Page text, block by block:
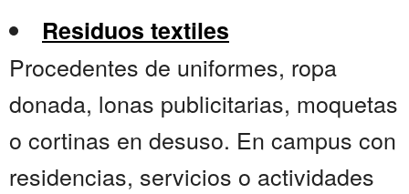
Residuos textiles
Procedentes de uniformes, ropa
donada, lonas publicitarias, moquetas
o cortinas en desuso. En campus con
residencias, servicios o actividades